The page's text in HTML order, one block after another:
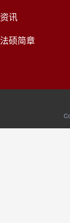
资讯
法硕简章